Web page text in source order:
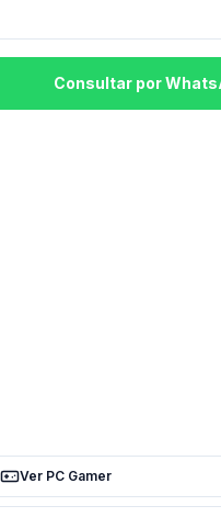
Consultar por
Ver PC Gamer